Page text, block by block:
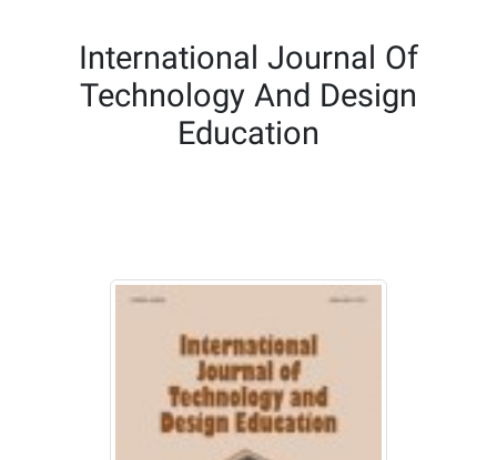
International Journal
Technology And
Education